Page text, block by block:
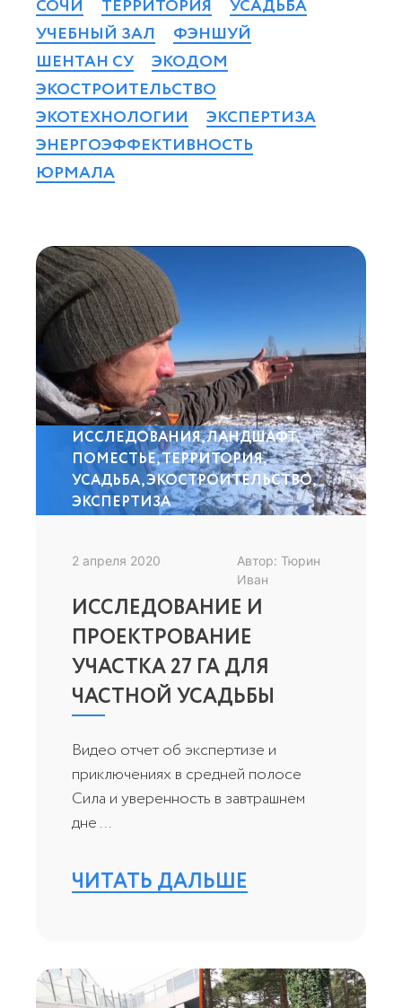
СОЧИ ТЕРРИТОРИЯ
УСАДЬБА
УЧЕБНЫЙ ЗАЛ
ФЭНШУЙ
ШЕНТАН СУ
ЭКОДОМ
ЭКОСТРОИТЕЛЬСТВО
ЭКОТЕХНОЛОГИИ
ЭКСПЕРТИЗА
ЭНЕРГОЭФФЕКТИВНОСТЬ
ЮРМАЛА
ИССЛЕДОВАНИЯ,ЛАНДШАФТ,
ПОМЕСТЬЕ,ТЕРРИТОРИЯ,
УСАДЬБА,ЭКОСТРОИТЕЛЬСТВО,
ЭКСПЕРТИЗА
2 апреля 2020
Автор: Тюрин
Иван
ИССЛЕДОВАНИЕ И
ПРОЕКТРОВАНИЕ
УЧАСТКА 27 ГА ДЛЯ
ЧАСТНОЙ УСАДЬБЫ
Видео отчет об экспертизе и
приключениях в средней полосе
Сила и уверенность в завтрашнем
дне ...
ЧИТАТЬ ДАЛЬШЕ